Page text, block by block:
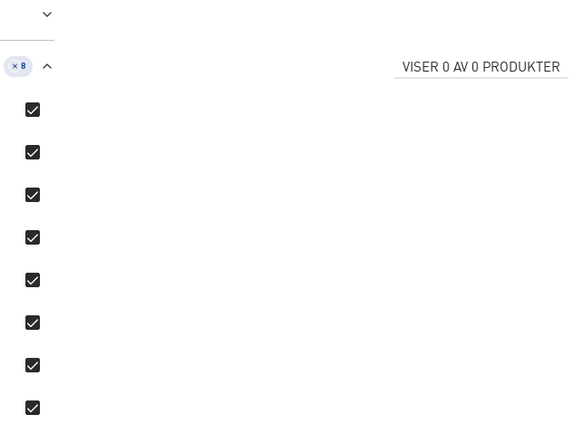
8 VISER 0 AV 0 PRODUKTER